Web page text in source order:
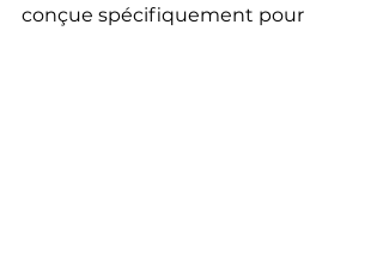
conçue spécifiquement pour